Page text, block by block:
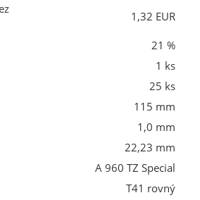
1,32 EUR
21 %
1 ks
25 ks
115 mm
1,0 mm
22,23 mm
A 960 TZ Special
T41 rovný